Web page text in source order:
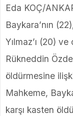
Eda KOÇ/
Baykara’nın
Yılmaz’ı (20)
Rükneddin
öldürmesine
Mahkeme,
karşı kasten